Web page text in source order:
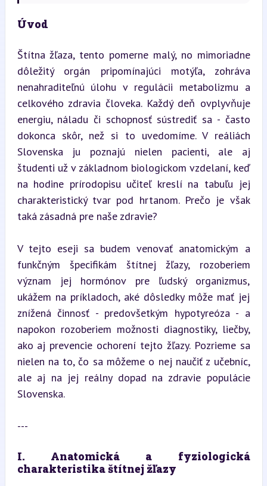
Úvod
Štítna žľaza, tento pomerne malý, no mimoriadne
dôležitý orgán pripomínajúci motýľa, zohráva
nenahraditeľnú úlohu v regulácii metabolizmu a
celkového zdravia človeka. Každý deň ovplyvňuje
energiu, náladu či schopnosť sústrediť sa - často
dokonca skôr, než si to uvedomíme. V reáliách
Slovenska ju poznajú nielen pacienti, ale aj
študenti už v základnom biologickom vzdelaní, keď
na hodine prírodopisu učiteľ kreslí na tabuľu jej
charakteristický tvar pod hrtanom. Prečo je však
taká zásadná pre naše zdravie?
V tejto eseji sa budem venovať anatomickým a
funkčným špecifikám štítnej žľazy, rozoberiem
význam jej hormónov pre ľudský organizmus,
ukážem na príkladoch, aké dôsledky môže mať jej
znížená činnosť - predovšetkým hypotyreóza - a
napokon rozoberiem možnosti diagnostiky, liečby,
ako aj prevencie ochorení tejto žľazy. Pozrieme sa
nielen na to, čo sa môžeme o nej naučiť z učebníc,
ale aj na jej reálny dopad na zdravie populácie
Slovenska.
---
I. Anatomická a fyziologická
charakteristika štítnej žľazy